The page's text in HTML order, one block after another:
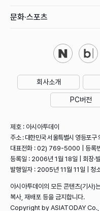
문화·스포츠
회사소개
PC버전
제호 : 아시아투데이
주소 : 대한민국 서울특별시 영등포
대표전화 : 02) 769-5000 | 등록
등록일 : 2006년 1월 18일 | 회장·
발행일자 : 2005년 11월 11일 | 청
아시아투데이의 모든 콘텐츠(기사)
복사, 재배포 등을 금지합니다.
Copyright by ASIATODAY